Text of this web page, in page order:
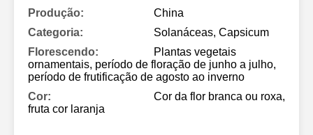
Produção:
China
Categoria:
Solanáceas, Capsicum
Florescendo:
Plantas vegetais
ornamentais, período de floração de junho a julho,
período de frutificação de agosto ao inverno
Cor:
Cor da flor branca ou roxa,
fruta cor laranja